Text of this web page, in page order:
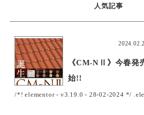
人気記事
《CM-NⅡ》今春発
始!!
/*! elementor - v3.19.0 - 28-02-2024 */